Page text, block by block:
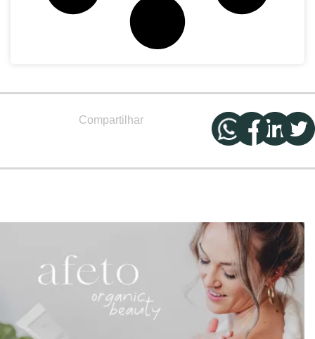
Compartilhar